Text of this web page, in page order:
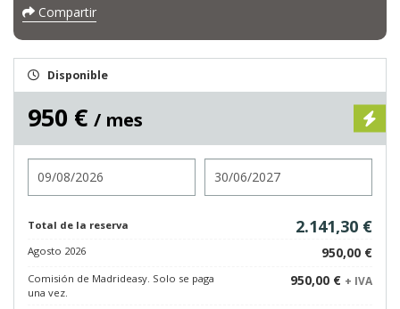
Compartir
Disponible
950 € / mes
Total de la reserva 2.141,30 €
Agosto 2026 950,00 €
Comisión de Madrideasy. Solo se paga
una vez.
950,00 € + IVA